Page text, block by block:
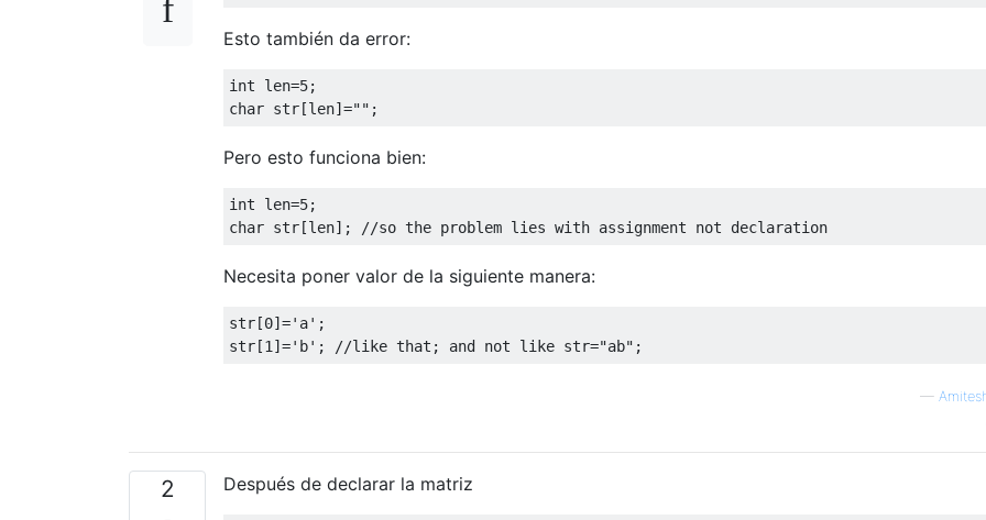
Esto también da error:
int len=5;
char str[len]="" ;
Pero esto funciona bien:
int len=5;
char str[len]; //so the problem lies with assignment not declaration
Necesita poner valor de la siguiente manera:
str[0]='a' ;
str[1 ]='b' ; //like that; and not like str="ab";
—
2 Después de declarar la matriz